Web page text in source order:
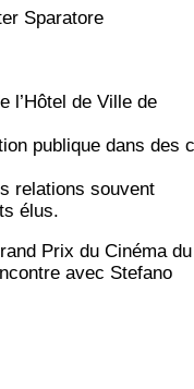
Sparatore
l’Hô­tel de Ville de
publique dans des
rela­tions sou­vent
élus.
Prix du Ciné­ma du
avec Ste­fa­no